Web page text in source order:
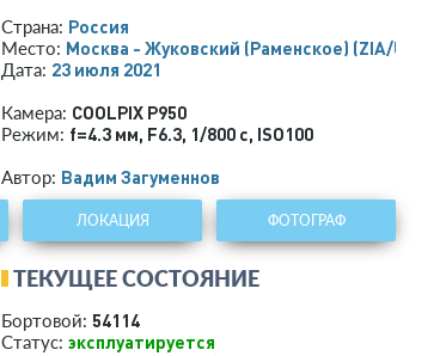
Страна: Россия
Место: Москва - Жуковский (Раменское) (ZIA/UUBW)
Дата: 23 июля 2021
Камера: COOLPIX P950
Режим: f=4.3 мм, F6.3, 1/800 с, ISO100
Автор: Вадим Загуменнов
ЛОКАЦИЯ ФОТОГРАФ
ТЕКУЩЕЕ СОСТОЯНИЕ
Бортовой: 54114
Статус: эксплуатируется